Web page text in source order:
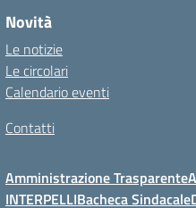
Novità
Le notizie
Le circolari
Calendario eventi
Contatti
Amministrazione Trasparente
INTERPELLIBacheca Sindacale